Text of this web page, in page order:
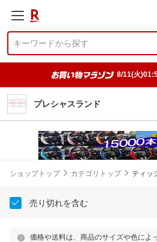
8/11(火
プレシャスランド
ショップトップ カテゴリトップ ティッ
売り切れを含む
価格や送料は、商品のサイズや色によ